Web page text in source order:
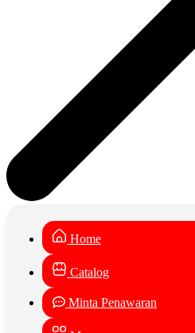
Home
Catalog
Minta Penawaran